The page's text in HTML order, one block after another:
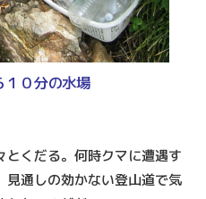
１０分の水場
くだる。何時クマに遭遇す
見通しの効かない登山道で気